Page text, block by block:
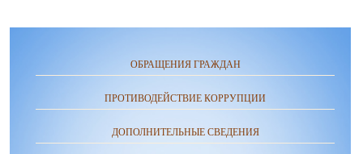
ОБРАЩЕНИЯ ГРАЖДАН
ПРОТИВОДЕЙСТВИЕ КОРРУПЦИИ
ДОПОЛНИТЕЛЬНЫЕ СВЕДЕНИЯ